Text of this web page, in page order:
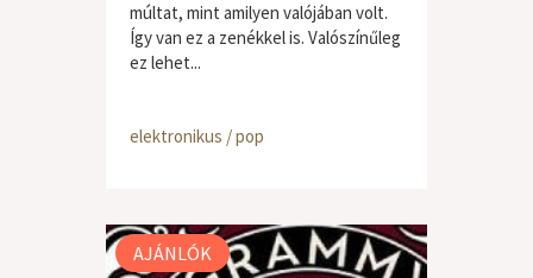
múltat, mint amilyen valójában volt.
Így van ez a zenékkel is. Valószínűleg
ez lehet...
elektronikus / pop
AJÁNLÓK